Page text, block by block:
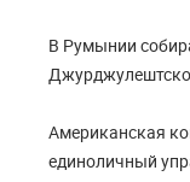
В Румынии
Американская
единоличный